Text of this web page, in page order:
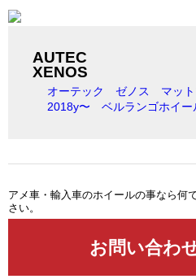
AUTEC
XENOS
オーテック ゼノス マット
2018y〜 ベルランゴホイー
アメ車・輸入車のホイールの事なら何
さい。